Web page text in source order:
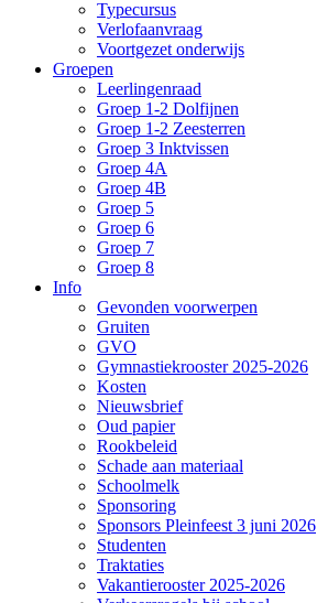
Typecursus
Verlofaanvraag
Voortgezet onderwijs
Groepen
Leerlingenraad
Groep 1-2 Dolfijnen
Groep 1-2 Zeesterren
Groep 3 Inktvissen
Groep 4A
Groep 4B
Groep 5
Groep 6
Groep 7
Groep 8
Info
Gevonden voorwerpen
Gruiten
GVO
Gymnastiekrooster 2025-2026
Kosten
Nieuwsbrief
Oud papier
Rookbeleid
Schade aan materiaal
Schoolmelk
Sponsoring
Sponsors Pleinfeest 3 juni 2026
Studenten
Traktaties
Vakantierooster 2025-2026